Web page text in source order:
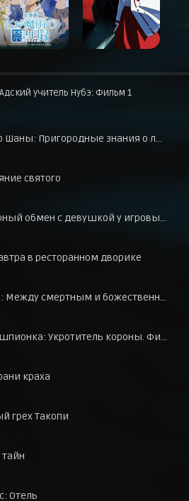
Адский учитель Нубэ: Фильм 1
Жгучий взор Шаны: Пригородные знания о любви в горячих источниках!
святого
Межкультурный обмен с девушкой у игровых автоматов
в ресторанном дворике
Палач богов: Между смертным и божественным царством
Принцесса-шпионка: Укротитель короны. Фильм третий
краха
грех Такопи
Отель